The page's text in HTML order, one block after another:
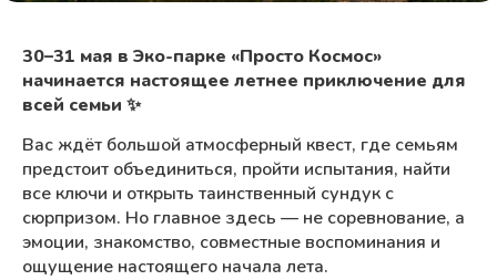
30–31 мая в Эко-парке «Просто Космос»
начинается настоящее летнее приключение для
всей семьи ✨
Вас ждёт большой атмосферный квест, где семьям
предстоит объединиться, пройти испытания, найти
все ключи и открыть таинственный сундук с
сюрпризом. Но главное здесь — не соревнование, а
эмоции, знакомство, совместные воспоминания и
ощущение настоящего начала лета.